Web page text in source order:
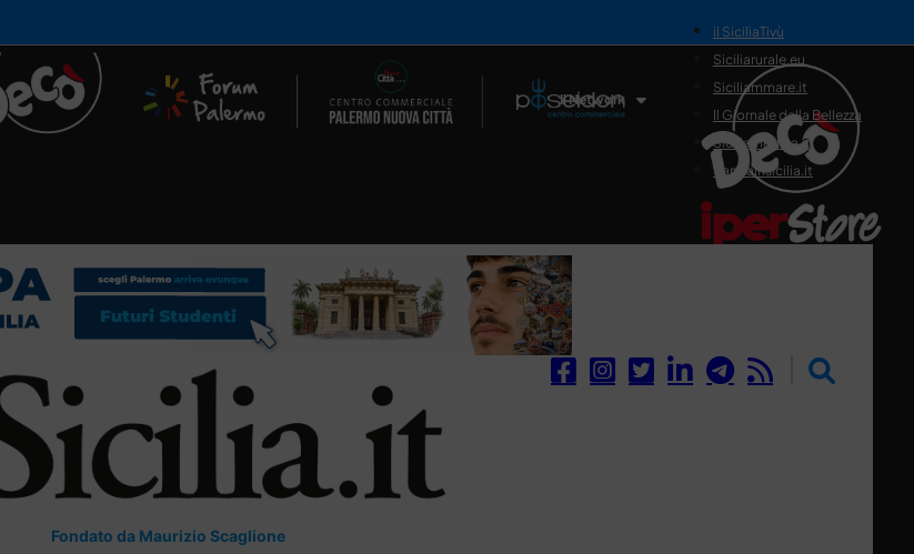
Il Network
il SiciliaTivù
Siciliarurale.eu
Siciliammare.it
Il Giornale della Bellezza
Siciliamedica.it
Sanitainsicilia.it
Fondato da Maurizio Scaglione